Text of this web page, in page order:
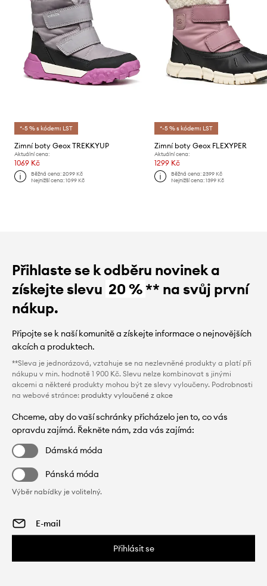
*-5 % s kódem: LST
Zimní boty Geox TREKKYUP
Aktuální cena:
1069 Kč
Běžná cena:2099 Kč
Nejnižší cena:1099 Kč
*-5 % s kódem: LST
Zimní boty Geox FLEXYPER
Aktuální cena:
1299 Kč
Běžná cena: 2399 Kč
Nejnižší cena: 1399 Kč
Přihlaste se k odběru novinek a
získejte slevu 20 %** na svůj první
nákup.
Připojte se k naší komunitě a získejte informace o nejnovějších
akcích a produktech.
**Sleva je jednorázová, vztahuje se na nezlevněné produkty a platí při
nákupu v min. hodnotě 1 900 Kč. Slevu nelze kombinovat s jinými
akcemi a některé produkty mohou být ze slevy vyloučeny. Podrobnosti
na webové stránce: produkty vyloučené z akce
Chceme, aby do vaší schránky přicházelo jen to, co vás
opravdu zajímá. Řekněte nám, zda vás zajímá:
Dámská móda
Pánská móda
Výběr nabídky je volitelný.
Přihlásit se